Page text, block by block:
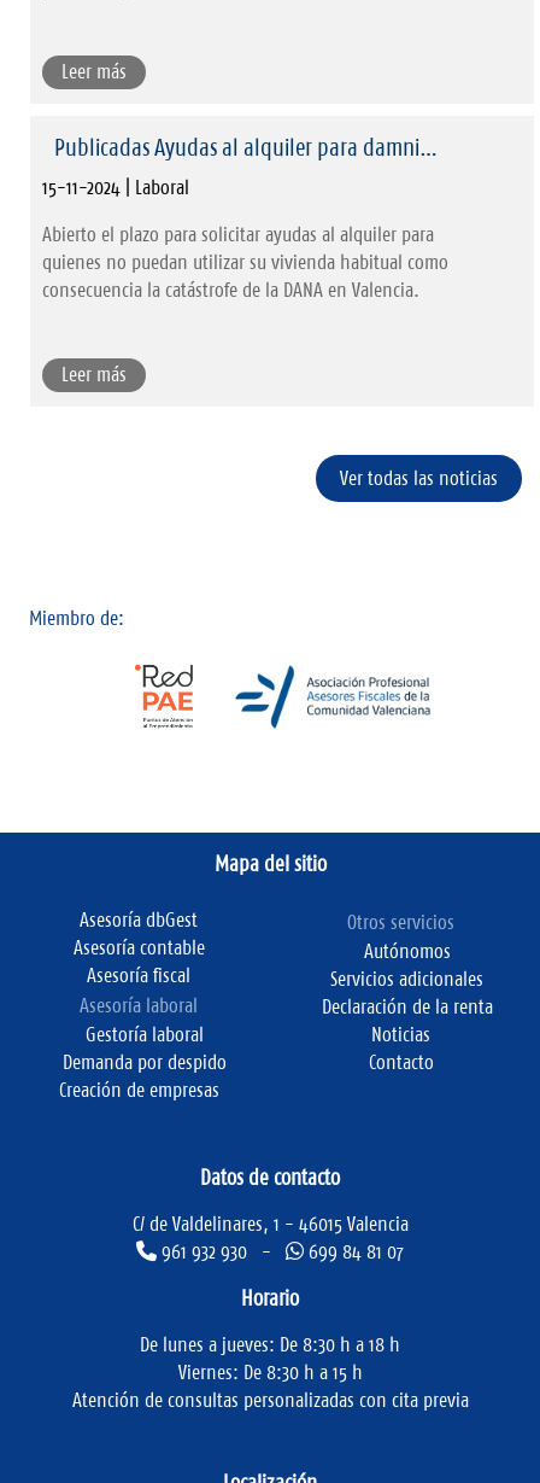
Leer más
Publicadas Ayudas al alquiler para damni…
15-11-2024 | Laboral
Abierto el plazo para solicitar ayudas al alquiler para
quienes no puedan utilizar su vivienda habitual como
consecuencia la catástrofe de la DANA en Valencia.
Leer más
Ver todas las noticias
Miembro de:
Mapa del sitio
Asesoría dbGest
Asesoría contable
Asesoría fiscal
Asesoría laboral
Gestoría laboral
Demanda por despido
Creación de empresas
Otros servicios
Autónomos
Servicios adicionales
Declaración de la renta
Noticias
Contacto
Datos de contacto
C/ de Valdelinares, 1 - 46015 Valencia
961 932 930 -
699 84 81 07
Horario
De lunes a jueves: De 8:30 h a 18 h
Viernes: De 8:30 h a 15 h
Atención de consultas personalizadas con cita previa